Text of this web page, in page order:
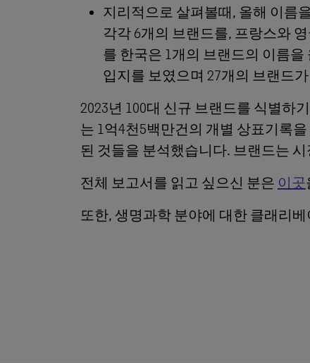
지리적으로 살펴볼때, 올해 이름
각각 6개의 브랜드를, 프랑스와
를 한국은 1개의 브랜드의 이름
입지를 보였으며 27개의 브랜드
2023년 100대 신규 브랜드를 식별하
는 1억4천5백만건의 개별 상표기록
된 것들을 분석했습니다. 브랜드는
전체 보고서를 읽고 싶으신 분은 이곳
또한, 생명과학 분야에 대한 클래리